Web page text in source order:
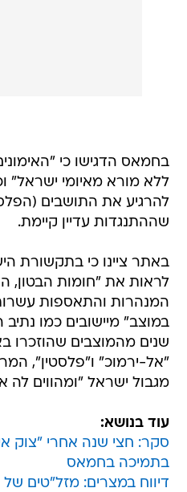
בחמאס הדגישו כי
ללא מורא מאיומי ישראל"
להרגיע את התושבים
שההתנגדות עדיין קיימת.
באתר ציינו כי בתקשורת
לראות את "חומות הבטון,
המנהרות והתאספות
במוצב" מיישובים כמו
שנים מהמוצבים שהוזכרו
"אל-ירמוכ" ו"פלסטין",
מגבול ישראל "ומהווים לה
עוד בנושא:
סקר: חצי שנה אחרי "צוק
בתמיכה בחמאס
דיווח במצרים: מזל"טים